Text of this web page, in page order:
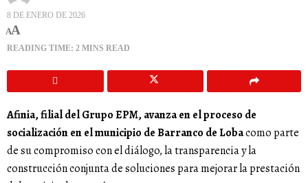
8 DE ENERO DE 2026
AA
READING TIME: 2 MINS READ
Afinia, filial del Grupo EPM, avanza en el proceso de
socialización en el municipio de Barranco de Lobacomo parte
de su compromiso con el diálogo, la transparencia y la
construcción conjunta de soluciones para mejorar la prestación